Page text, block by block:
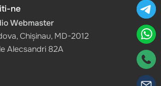
ne
Webmaster
Chișinau, MD-2012
Alecsandri 82A